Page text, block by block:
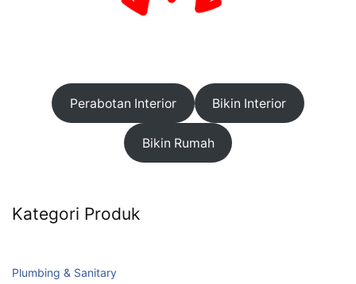
Perabotan Interior Bikin Interior
Bikin Rumah
Kategori Produk
Plumbing & Sanitary